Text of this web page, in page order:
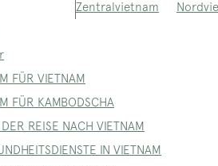
Zentralvietnam
FÜR VIETNAM
FÜR KAMBODSCHA
REISE NACH VIETNAM
IN VIETNAM